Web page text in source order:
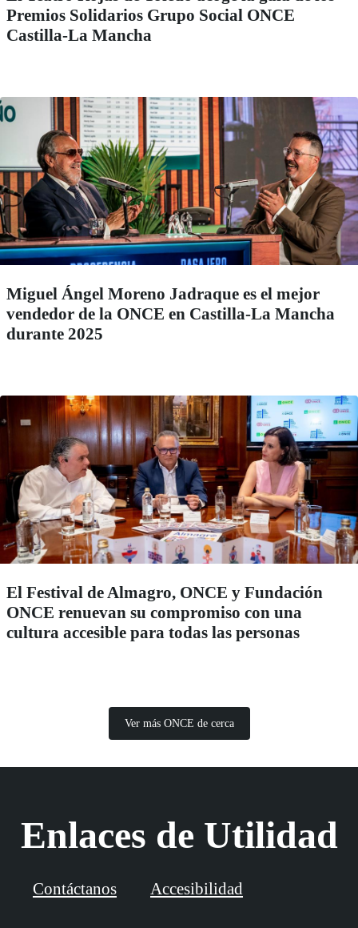
Premios Solidarios Grupo Social ONCE
Castilla-La Mancha
Miguel Ángel Moreno Jadraque es el mejor
vendedor de la ONCE en Castilla-La Mancha
durante 2025
El Festival de Almagro, ONCE y Fundación
ONCE renuevan su compromiso con una
cultura accesible para todas las personas
Ver más ONCE de cerca
Enlaces de Utilidad
Contáctanos Accesibilidad